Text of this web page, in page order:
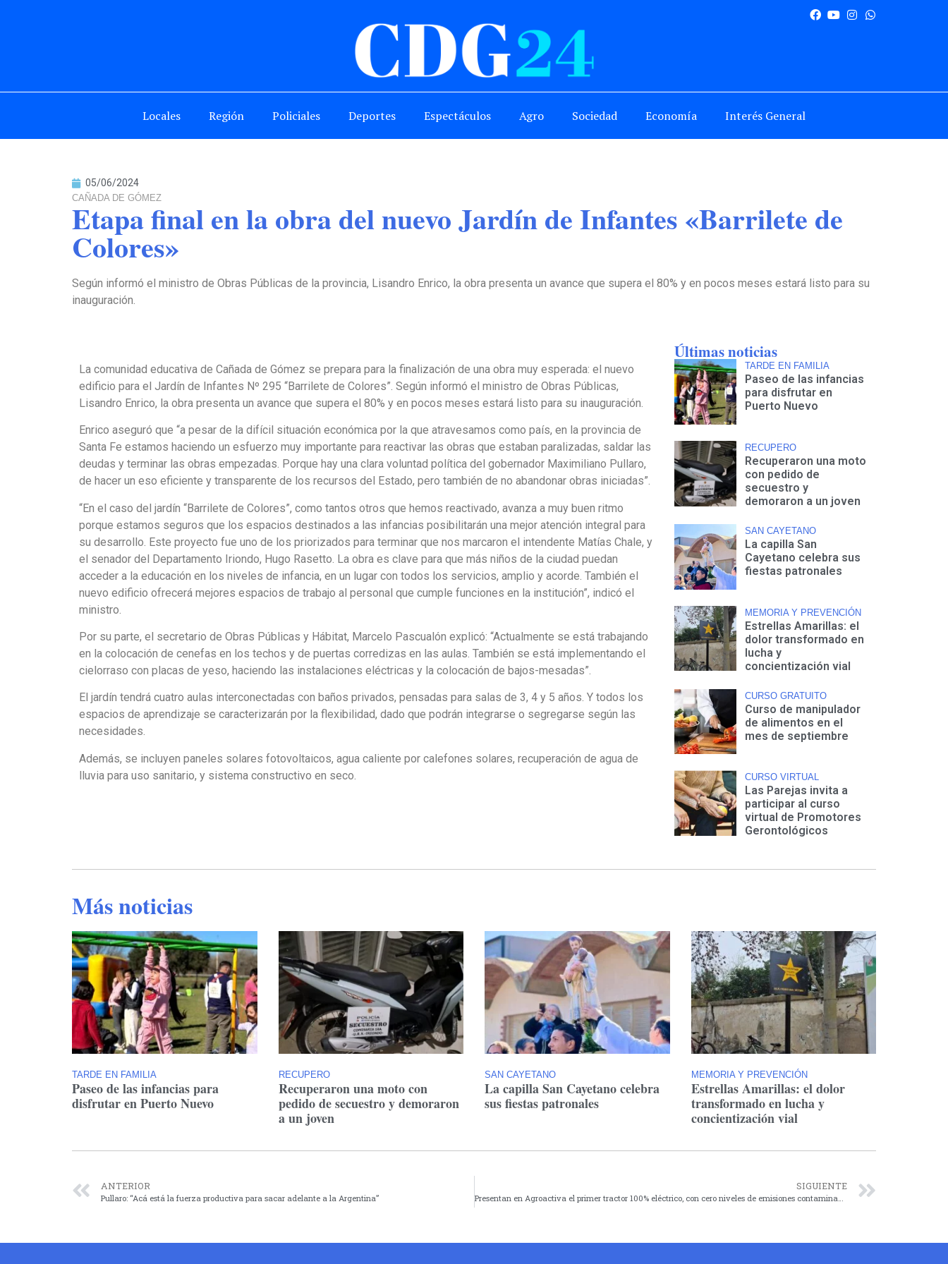
Locales Región Policiales Deportes Espectáculos Agro Sociedad Economía Interés General
05/06/2024
CAÑADA DE GÓMEZ
Etapa final en la obra del nuevo Jardín de Infantes «Barrilete de
Colores»
Según informó el ministro de Obras Públicas de la provincia, Lisandro Enrico, la obra presenta un avance que supera el 80% y en pocos meses estará listo para su
inauguración.
La comunidad educativa de Cañada de Gómez se prepara para la finalización de una obra muy esperada: el nuevo
edificio para el Jardín de Infantes Nº 295 “Barrilete de Colores”. Según informó el ministro de Obras Públicas,
Lisandro Enrico, la obra presenta un avance que supera el 80% y en pocos meses estará listo para su inauguración.
Enrico aseguró que “a pesar de la difícil situación económica por la que atravesamos como país, en la provincia de
Santa Fe estamos haciendo un esfuerzo muy importante para reactivar las obras que estaban paralizadas, saldar las
deudas y terminar las obras empezadas. Porque hay una clara voluntad política del gobernador Maximiliano Pullaro,
de hacer un eso eficiente y transparente de los recursos del Estado, pero también de no abandonar obras iniciadas”.
“En el caso del jardín “Barrilete de Colores”, como tantos otros que hemos reactivado, avanza a muy buen ritmo
porque estamos seguros que los espacios destinados a las infancias posibilitarán una mejor atención integral para
su desarrollo. Este proyecto fue uno de los priorizados para terminar que nos marcaron el intendente Matías Chale, y
el senador del Departamento Iriondo, Hugo Rasetto. La obra es clave para que más niños de la ciudad puedan
acceder a la educación en los niveles de infancia, en un lugar con todos los servicios, amplio y acorde. También el
nuevo edificio ofrecerá mejores espacios de trabajo al personal que cumple funciones en la institución”, indicó el
ministro.
Por su parte, el secretario de Obras Públicas y Hábitat, Marcelo Pascualón explicó: “Actualmente se está trabajando
en la colocación de cenefas en los techos y de puertas corredizas en las aulas. También se está implementando el
cielorraso con placas de yeso, haciendo las instalaciones eléctricas y la colocación de bajos-mesadas”.
El jardín tendrá cuatro aulas interconectadas con baños privados, pensadas para salas de 3, 4 y 5 años. Y todos los
espacios de aprendizaje se caracterizarán por la flexibilidad, dado que podrán integrarse o segregarse según las
necesidades.
Además, se incluyen paneles solares fotovoltaicos, agua caliente por calefones solares, recuperación de agua de
lluvia para uso sanitario, y sistema constructivo en seco.
Últimas noticias
TARDE EN FAMILIA
Paseo de las infancias
para disfrutar en
Puerto Nuevo
RECUPERO
Recuperaron una moto
con pedido de
secuestro y
demoraron a un joven
SAN CAYETANO
La capilla San
Cayetano celebra sus
fiestas patronales
MEMORIA Y PREVENCIÓN
Estrellas Amarillas: el
dolor transformado en
lucha y
concientización vial
CURSO GRATUITO
Curso de manipulador
de alimentos en el
mes de septiembre
CURSO VIRTUAL
Las Parejas invita a
participar al curso
virtual de Promotores
Gerontológicos
Más noticias
TARDE EN FAMILIA
Paseo de las infancias para
disfrutar en Puerto Nuevo
RECUPERO
Recuperaron una moto con
pedido de secuestro y demoraron
a un joven
SAN CAYETANO
La capilla San Cayetano celebra
sus fiestas patronales
MEMORIA Y PREVENCIÓN
Estrellas Amarillas: el dolor
transformado en lucha y
concientización vial
ANTERIOR
Pullaro: “Acá está la fuerza productiva para sacar adelante a la Argentina”
SIGUIENTE